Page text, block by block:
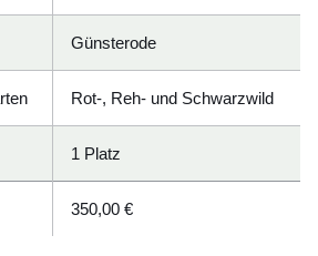
Günsterode
Rot-, Reh- und Schwarzwild
1 Platz
350,00 €